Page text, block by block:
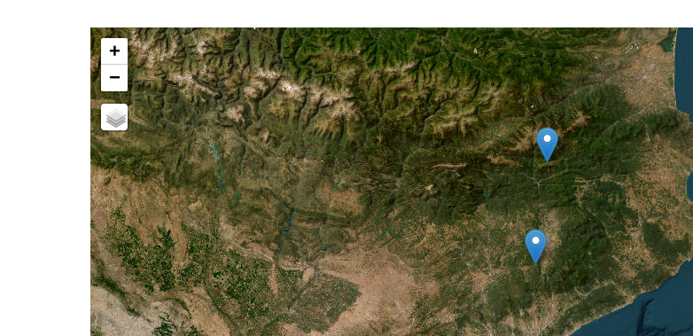
+
−